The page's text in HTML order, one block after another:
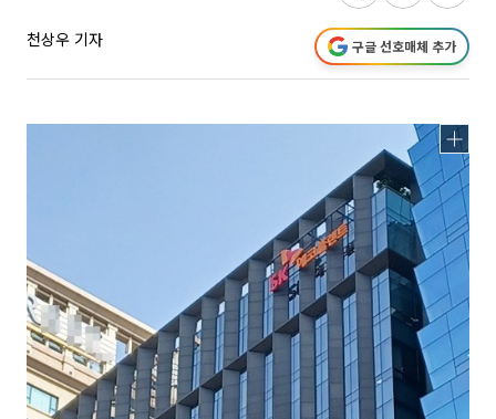
천상우 기자 구글 선호매체 추가